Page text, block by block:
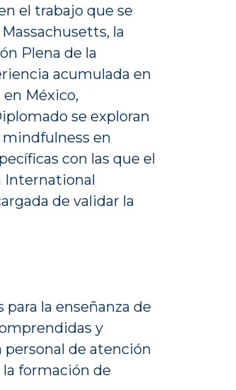
el trabajo que se
la
Plena de la
acumulada en
México,
se exploran
mindfulness en
con las que el
International
de validar la
la enseñanza de
y
de atención
formación de